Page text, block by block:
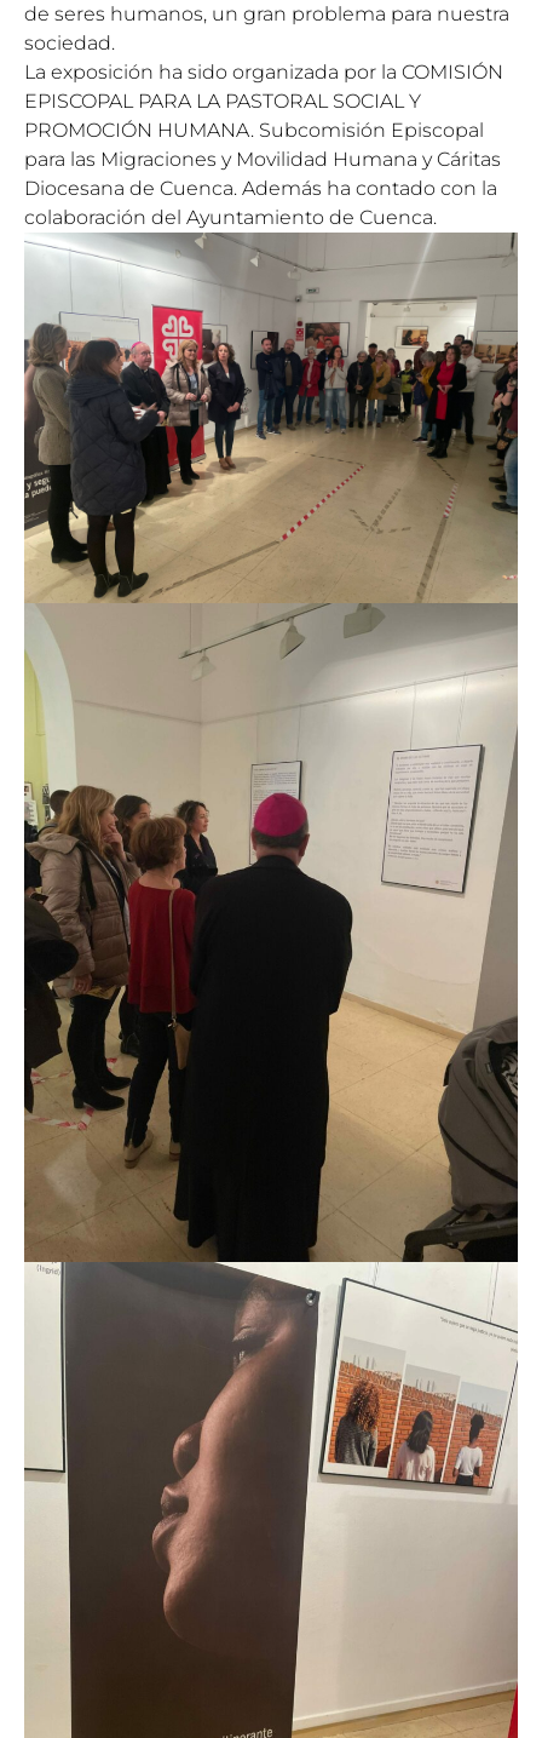
de seres humanos, un gran problema para nuestra
sociedad.
La exposición ha sido organizada por la COMISIÓN
EPISCOPAL PARA LA PASTORAL SOCIAL Y
PROMOCIÓN HUMANA. Subcomisión Episcopal
para las Migraciones y Movilidad Humana y Cáritas
Diocesana de Cuenca. Además ha contado con la
colaboración del Ayuntamiento de Cuenca.